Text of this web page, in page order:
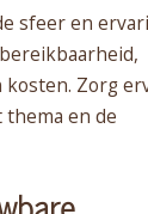
sfeer en
kosten. Zorg
thema en de